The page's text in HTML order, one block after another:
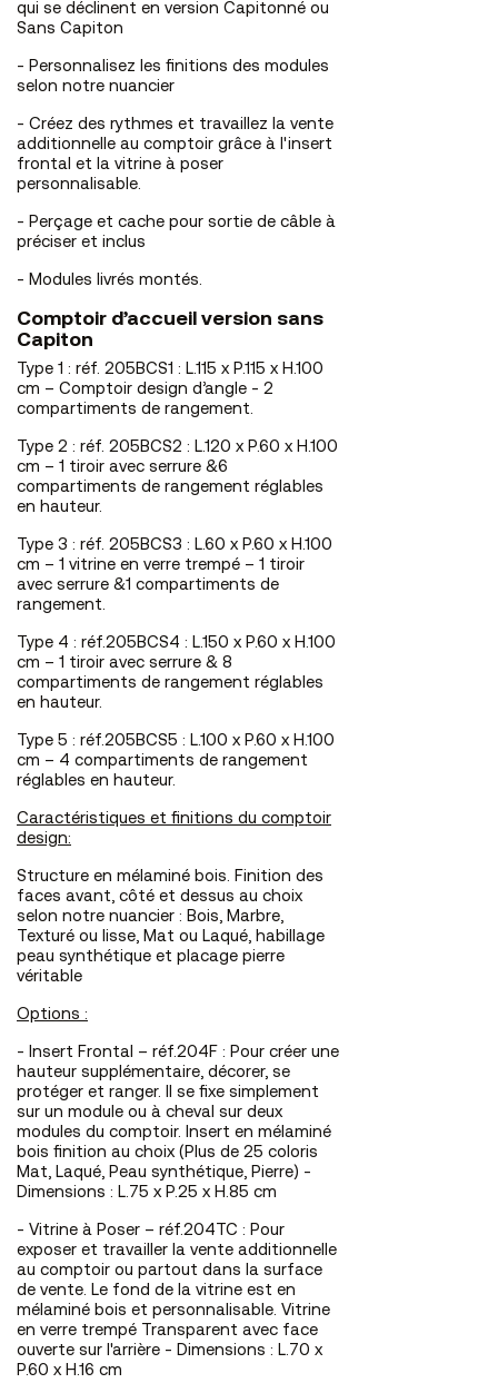
qui se déclinent en version Capitonné ou
Sans Capiton
- Personnalisez les finitions des modules
selon notre nuancier
- Créez des rythmes et travaillez la vente
additionnelle au comptoir grâce à l'insert
frontal et la vitrine à poser
personnalisable.
- Perçage et cache pour sortie de câble à
préciser et inclus
- Modules livrés montés.
Comptoir d’accueil version sans
Capiton
Type 1 : réf. 205BCS1 : L.115 x P.115 x H.100
cm – Comptoir design d’angle - 2
compartiments de rangement.
Type 2 : réf. 205BCS2 : L.120 x P.60 x H.100
cm – 1 tiroir avec serrure &6
compartiments de rangement réglables
en hauteur.
Type 3 : réf. 205BCS3 : L.60 x P.60 x H.100
cm – 1 vitrine en verre trempé – 1 tiroir
avec serrure &1 compartiments de
rangement.
Type 4 : réf.205BCS4 : L.150 x P.60 x H.100
cm – 1 tiroir avec serrure & 8
compartiments de rangement réglables
en hauteur.
Type 5 : réf.205BCS5 : L.100 x P.60 x H.100
cm – 4 compartiments de rangement
réglables en hauteur.
Caractéristiques et finitions du comptoir
design:
Structure en mélaminé bois. Finition des
faces avant, côté et dessus au choix
selon notre nuancier : Bois, Marbre,
Texturé ou lisse, Mat ou Laqué, habillage
peau synthétique et placage pierre
véritable
Options :
- Insert Frontal – réf.204F : Pour créer une
hauteur supplémentaire, décorer, se
protéger et ranger. Il se fixe simplement
sur un module ou à cheval sur deux
modules du comptoir. Insert en mélaminé
bois finition au choix (Plus de 25 coloris
Mat, Laqué, Peau synthétique, Pierre) -
Dimensions : L.75 x P.25 x H.85 cm
- Vitrine à Poser – réf.204TC : Pour
exposer et travailler la vente additionnelle
au comptoir ou partout dans la surface
de vente. Le fond de la vitrine est en
mélaminé bois et personnalisable. Vitrine
en verre trempé Transparent avec face
ouverte sur l'arrière - Dimensions : L.70 x
P.60 x H.16 cm